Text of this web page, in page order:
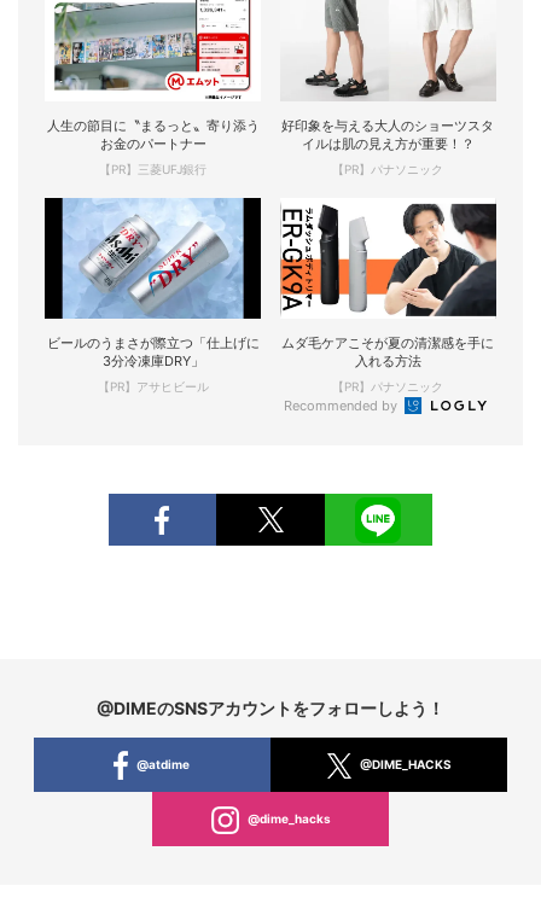
人生の節目に〝まるっと〟寄り添う
お金のパートナー
【PR】三菱UFJ銀行
好印象を与える大人のショーツスタ
イルは肌の見え方が重要！？
【PR】パナソニック
ビールのうまさが際立つ「仕上げに
3分冷凍庫DRY」
【PR】アサヒビール
ムダ毛ケアこそが夏の清潔感を手に
入れる方法
【PR】パナソニック
Recommended by
@DIMEのSNSアカウントをフォローしよう！
@atdime @DIME_HACKS
@dime_hacks